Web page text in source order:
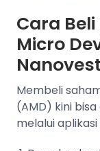
Cara
Micro
Nanovest
Membeli
(AMD) kini
melalui